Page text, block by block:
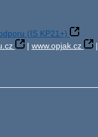
(IS KP21+)
| www.opjak.cz |